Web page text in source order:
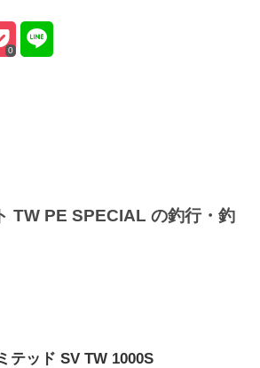
0
TW PE SPECIAL の釣行・釣
テッド SV TW 1000S